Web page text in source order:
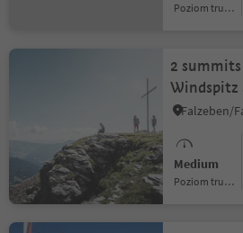
Poziom trudności
2 summits
Medium
Poziom trudności